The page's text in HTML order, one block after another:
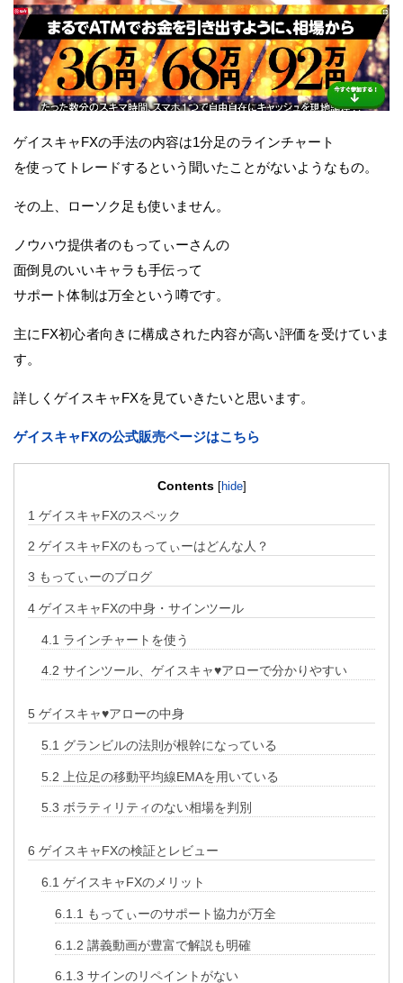
ゲイスキャFXの手法の内容は1分足のラインチャート
を使ってトレードするという聞いたことがないようなもの。
その上、ローソク足も使いません。
ノウハウ提供者のもってぃーさんの
面倒見のいいキャラも手伝って
サポート体制は万全という噂です。
主にFX初心者向きに構成された内容が高い評価を受けていま
す。
詳しくゲイスキャFXを見ていきたいと思います。
ゲイスキャFXの公式販売ページはこちら
Contents [hide]
1 ゲイスキャFXのスペック
2 ゲイスキャFXのもってぃーはどんな人？
3 もってぃーのブログ
4 ゲイスキャFXの中身・サインツール
4.1 ラインチャートを使う
4.2 サインツール、ゲイスキャ♥アローで分かりやすい
5 ゲイスキャ♥アローの中身
5.1 グランビルの法則が根幹になっている
5.2 上位足の移動平均線EMAを用いている
5.3 ボラティリティのない相場を判別
6 ゲイスキャFXの検証とレビュー
6.1 ゲイスキャFXのメリット
6.1.1 もってぃーのサポート協力が万全
6.1.2 講義動画が豊富で解説も明確
6.1.3 サインのリペイントがない